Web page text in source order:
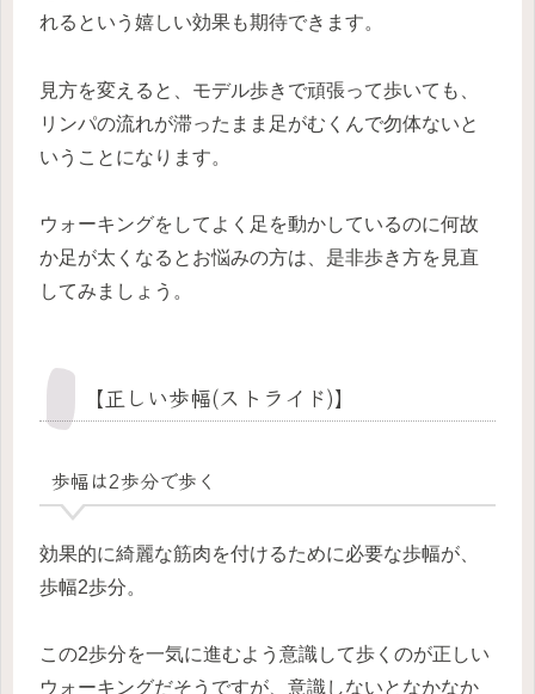
れるという嬉しい効果も期待できます。
見方を変えると、モデル歩きで頑張って歩いても、
リンパの流れが滞ったまま足がむくんで勿体ないと
いうことになります。
ウォーキングをしてよく足を動かしているのに何故
か足が太くなるとお悩みの方は、是非歩き方を見直
してみましょう。
【正しい歩幅(ストライド)】
歩幅は2歩分で歩く
効果的に綺麗な筋肉を付けるために必要な歩幅が、
歩幅2歩分。
この2歩分を一気に進むよう意識して歩くのが正しい
ウォーキングだそうですが、意識しないとなかなか